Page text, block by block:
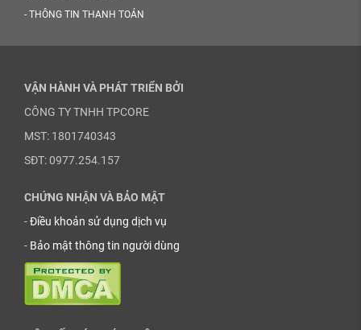
- THÔNG TIN THANH TOÁN
VẬN HÀNH VÀ PHÁT TRIỂN BỞI
CÔNG TY TNHH TPCORE
MST: 1801740343
SĐT: 0977.254.157
CHỨNG NHẬN VÀ BẢO MẬT
-Điều khoản sử dụng dịch vụ
- Bảo mật thông tin người dùng